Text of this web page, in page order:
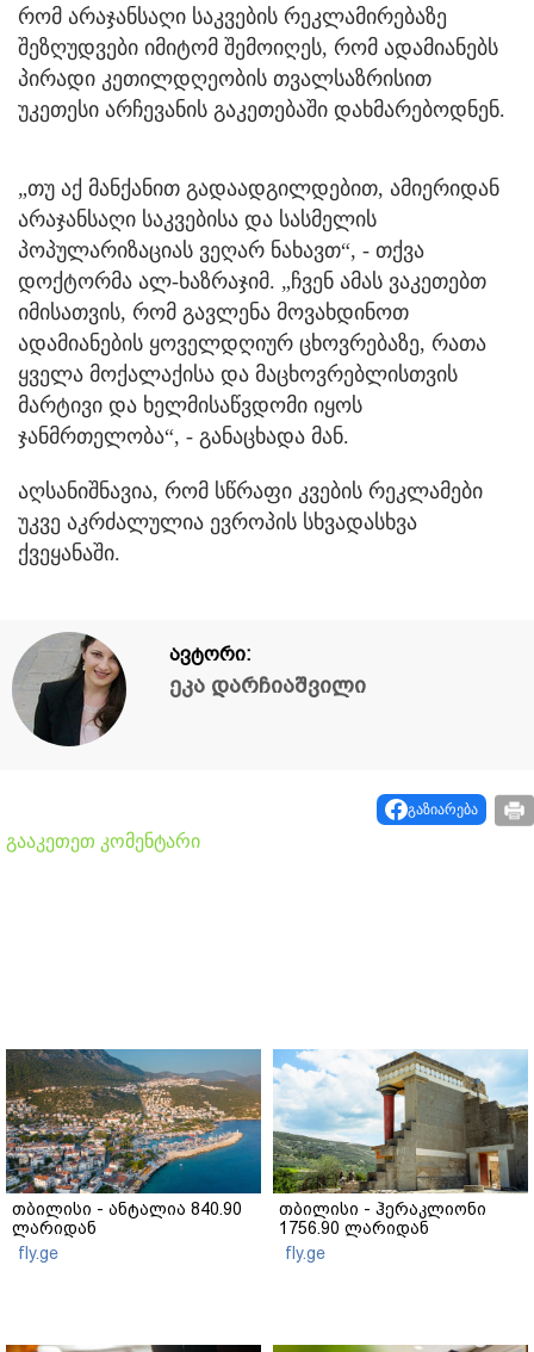
რომ არაჯანსაღი საკვების რეკლამირებაზე
შეზღუდვები იმიტომ შემოიღეს, რომ ადამიანებს
პირადი კეთილდღეობის თვალსაზრისით
უკეთესი არჩევანის გაკეთებაში დახმარებოდნენ.
„თუ აქ მანქანით გადაადგილდებით, ამიერიდან
არაჯანსაღი საკვებისა და სასმელის
პოპულარიზაციას ვეღარ ნახავთ“, - თქვა
დოქტორმა ალ-ხაზრაჯიმ. „ჩვენ ამას ვაკეთებთ
იმისათვის, რომ გავლენა მოვახდინოთ
ადამიანების ყოველდღიურ ცხოვრებაზე, რათა
ყველა მოქალაქისა და მაცხოვრებლისთვის
მარტივი და ხელმისაწვდომი იყოს
ჯანმრთელობა“, - განაცხადა მან.
აღსანიშნავია, რომ სწრაფი კვების რეკლამები
უკვე აკრძალულია ევროპის სხვადასხვა
ქვეყანაში.
ავტორი:
ეკა დარჩიაშვილი
გაზიარება
გააკეთეთ კომენტარი
თბილისი - ანტალია 840.90
ლარიდან
fly.ge
თბილისი - ჰერაკლიონი
1756.90 ლარიდან
fly.ge